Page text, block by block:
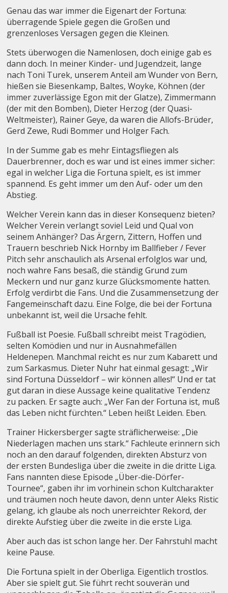
Genau das war immer die Eigenart der Fortuna:
überragende Spiele gegen die Großen und
grenzenloses Versagen gegen die Kleinen.
Stets überwogen die Namenlosen, doch einige gab es
dann doch. In meiner Kinder- und Jugendzeit, lange
nach Toni Turek, unserem Anteil am Wunder von Bern,
hießen sie Biesenkamp, Baltes, Woyke, Köhnen (der
immer zuverlässige Egon mit der Glatze), Zimmermann
(der mit den Bomben), Dieter Herzog (der Quasi-
Weltmeister), Rainer Geye, da waren die Allofs-Brüder,
Gerd Zewe, Rudi Bommer und Holger Fach.
In der Summe gab es mehr Eintagsfliegen als
Dauerbrenner, doch es war und ist eines immer sicher:
egal in welcher Liga die Fortuna spielt, es ist immer
spannend. Es geht immer um den Auf- oder um den
Abstieg.
Welcher Verein kann das in dieser Konsequenz bieten?
Welcher Verein verlangt soviel Leid und Qual von
seinem Anhänger? Das Ärgern, Zittern, Hoffen und
Trauern beschrieb Nick Hornby im Ballfieber / Fever
Pitch sehr anschaulich als Arsenal erfolglos war und,
noch wahre Fans besaß, die ständig Grund zum
Meckern und nur ganz kurze Glücksmomente hatten.
Erfolg verdirbt die Fans. Und die Zusammensetzung der
Fangemeinschaft dazu. Eine Folge, die bei der Fortuna
unbekannt ist, weil die Ursache fehlt.
Fußball ist Poesie. Fußball schreibt meist Tragödien,
selten Komödien und nur in Ausnahmefällen
Heldenepen. Manchmal reicht es nur zum Kabarett und
zum Sarkasmus. Dieter Nuhr hat einmal gesagt: „Wir
sind Fortuna Düsseldorf – wir können alles!“ Und er tat
gut daran in diese Aussage keine qualitative Tendenz
zu packen. Er sagte auch: „Wer Fan der Fortuna ist, muß
das Leben nicht fürchten.“ Leben heißt Leiden. Eben.
Trainer Hickersberger sagte sträflicherweise: „Die
Niederlagen machen uns stark.“ Fachleute erinnern sich
noch an den darauf folgenden, direkten Absturz von
der ersten Bundesliga über die zweite in die dritte Liga.
Fans nannten diese Episode „Über-die-Dörfer-
Tournee“, gaben ihr im vorhinein schon Kultcharakter
und träumen noch heute davon, denn unter Aleks Ristic
gelang, ich glaube als noch unerreichter Rekord, der
direkte Aufstieg über die zweite in die erste Liga.
Aber auch das ist schon lange her. Der Fahrstuhl macht
keine Pause.
Die Fortuna spielt in der Oberliga. Eigentlich trostlos.
Aber sie spielt gut. Sie führt recht souverän und